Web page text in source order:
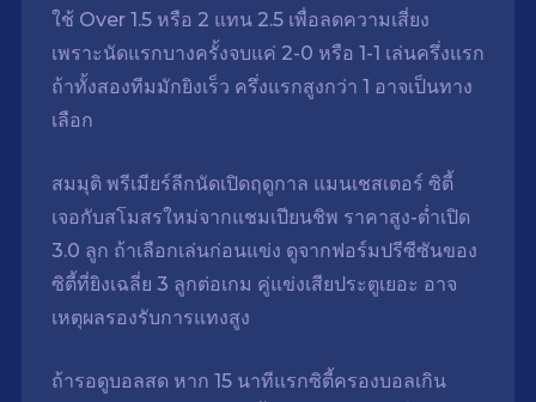
ใช้ Over 1.5 หรือ 2 แทน 2.5 เพื่อลดความเสี่ยง
เพราะนัดแรกบางครั้งจบแค่ 2-0 หรือ 1-1 เล่นครึ่งแรก
ถ้าทั้งสองทีมมักยิงเร็ว ครึ่งแรกสูงกว่า 1 อาจเป็นทาง
เลือก
สมมุติ พรีเมียร์ลีกนัดเปิดฤดูกาล แมนเชสเตอร์ ซิตี้
เจอกับสโมสรใหม่จากแชมเปียนชิพ ราคาสูง-ต่ำเปิด
3.0 ลูก ถ้าเลือกเล่นก่อนแข่ง ดูจากฟอร์มปรีซีซันของ
ซิตี้ที่ยิงเฉลี่ย 3 ลูกต่อเกม คู่แข่งเสียประตูเยอะ อาจ
เหตุผลรองรับการแทงสูง
ถ้ารอดูบอลสด หาก 15 นาทีแรกซิตี้ครองบอลเกิน